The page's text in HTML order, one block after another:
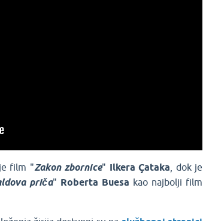
film "Zakon zbornice" Ilkera Çataka , dok je
priča" Roberta Buesa kao najbolji film